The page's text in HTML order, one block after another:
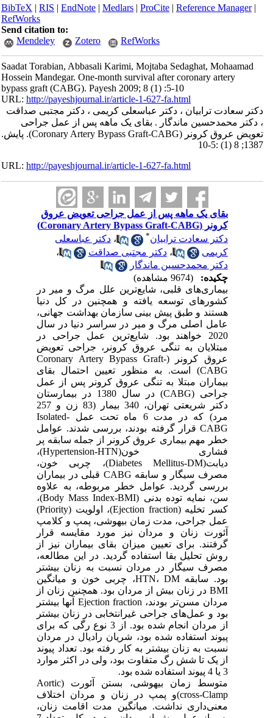
BibTeX|RIS|EndNote|Medlars|ProCite|Reference Manager
RefWorks
Send citation to:
Mendeley
Zotero RefWorks
Saadat Torabian, Abbasali Karimi, Mojtaba Sedaghat, Mohaamad
Hossein Mandegar. One-month survival after coronary artery
bypass graft (CABG). Payesh 2009; 8 (1) :5-10
URL:http://payeshjournal.ir/article-1-627-fa.html
دکتر سعادت ترابیان ، دکتر عباسعلی کریمی ، دکتر مجتبی صداقت
، دکتر محمدحسین ماندگار . بقای یک ماهه پس از عمل جراحی
تعویض عروق کرونر (Coronary Artery Bypass Graft-CABG). پایش.
1387; 8 (1) :5-10
URL:http://payeshjournal.ir/article-1-627-fa.html
بقای یک ماهه پس از عمل جراحی تعویض عروق
کرونر (Coronary Artery Bypass Graft-CABG)
دکتر سعادت ترابیان * ،دکتر عباسعلی
کریمی
،دکتر مجتبی صداقت
،
دکتر محمدحسین ماندگار
چکیده:
بیماری‌های قلبی، شایع‌ترین علل مرگ و میر در
کشورهای توسعه یافته و همچنین در کل دنیا
هستند و طبق پیش بینی سازمان بهداشت جهانی،
عامل اصلی مرگ و میر در سراسر دنیا در سال
2020 خواهند بود. شایع‌ترین عمل جراحی در
مبتلایان به تنگی عروق کرونر، جراحی تعویض
عروق کرونر (‍Coronary Artery Bypass Graft-
CABG) است. به منظور تعیین احتمال بقای
بیماران مبتلا به تنگی عروق کرونر پس از عمل
جراحی (CABG) در سال 1380 در بیمارستان
دکتر شریعتی تهران، 340 بیمار (83 زن و 257
مرد) که در مدت 6 ماه تحت عمل Isolated-
CABG قرار گرفته بودند، بررسی شدند. عوامل
خطر مهم بیماری عروق کرونر از جمله سابقه پر
فشاری خون(Hypertension-HTN)،
دیابت(Diabetes Mellitus-DM)، چربی خون،
مصرف سیگار و سابقه CABG قبلی در بیماران
بررسی گردید. عوامل خطر مربوطه، به علاوه
سن، نمایه توده بدنی (Body Mass Index-BMI)،
کسر تخلیه (Ejection fraction‌)، اولویت (Priority)
عمل جراحی، مدت زمان بیهوشی، پمپ و کلامپ
آئورت زنان و مردان نیز مورد مقایسه قرار
گرفتند. برای تعیین میزان بقای بیماران نیز از
روش تحلیل بقا استفاده گردید. در این مطالعه،
مصرف سیگار در مردان نسبت به زنان بیشتر
بود. سابقه HTN، DM، چربی خون و میانگین
BMI در زنان بیش از مردان بود. همچنین زنان از
مردان مسن‌تر بودند، Ejection fraction‌ آنها بیشتر
بود و عمل‌های جراحی غیرانتخابی در زنان بیشتر
از مردان انجام شده بود. از 3 نوع رگی که برای
پیوند استفاده شده بود، شریان رادیال در مردان
نسبت به زنان بیشتر به کار رفته بود. تعداد پیوند
از یک تا شش رگ متفاوت بود، ولی در اکثر موارد
متوسط زمان بیهوشی، بستن آئورت (Aortic
cross-Clamp)و پمپ در زنان و مردان اختلاف
معنی‌داری نداشت. میانگین مدت اقامت زنان،